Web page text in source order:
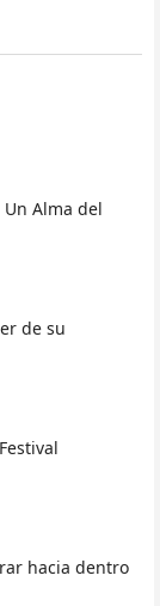
Alma del
de su
hacia dentro